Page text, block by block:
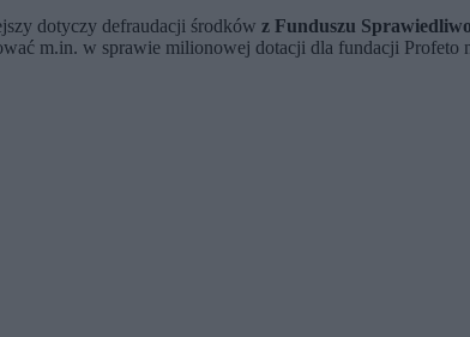
dotyczy defraudacji środków z Funduszu
m.in. w sprawie milionowej dotacji dla fundacji